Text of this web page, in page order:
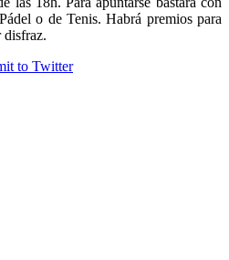
o de Tenis. Habrá premios para
disfraz.